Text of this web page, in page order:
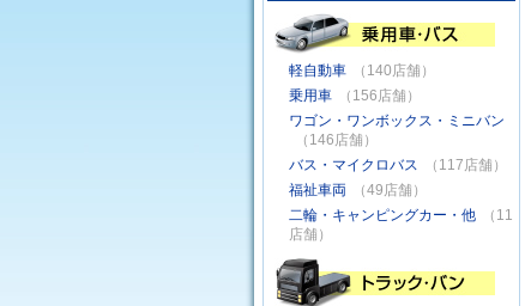
軽自動車
（140店舗）
乗用車
（156店舗）
ワゴン・ワンボックス・ミニバン
（146店舗）
バス・マイクロバス
（117店舗）
福祉車両
（49店舗）
二輪・キャンピングカー・他
（11
店舗）